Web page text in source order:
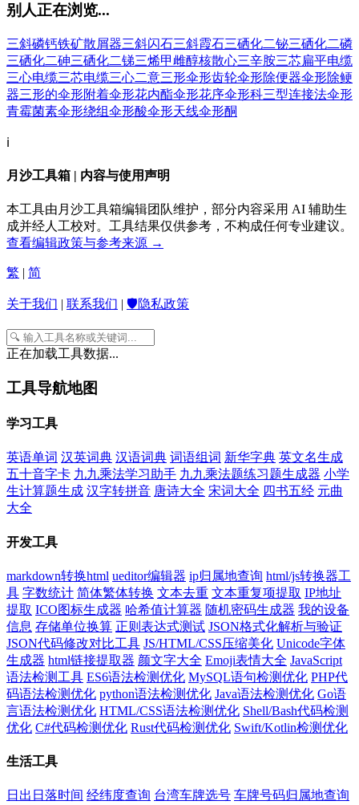
别人正在浏览...
三斜磷钙铁矿散屑器三斜闪石三斜霞石三硒化二铋三硒化二磷
三硒化二砷三硒化二锑三烯甲雌醇核散心三辛胺三芯扁平电缆
三心电缆三芯电缆三心二意三形伞形齿轮伞形除便器伞形除鲠
器三形的伞形附着伞形花内酯伞形花序伞形科三型连接法伞形
青霉菌素伞形绕组伞形酸伞形天线伞形酮
ℹ️
月沙工具箱 | 内容与使用声明
本工具由月沙工具箱编辑团队维护，部分内容采用 AI 辅助生
成并经人工校对。工具结果仅供参考，不构成任何专业建议。
查看编辑政策与参考来源 →
繁 | 简
关于我们 | 联系我们 | 🛡️隐私政策
正在加载工具数据...
工具导航地图
学习工具
英语单词 汉英词典 汉语词典 词语组词 新华字典 英文名生成
五十音字卡 九九乘法学习助手 九九乘法题练习题生成器 小学
生计算题生成 汉字转拼音 唐诗大全 宋词大全 四书五经 元曲
大全
开发工具
markdown转换html ueditor编辑器 ip归属地查询 html/js转换器工
具 字数统计 简体繁体转换 文本去重 文本重复项提取 IP地址
提取 ICO图标生成器 哈希值计算器 随机密码生成器 我的设备
信息 存储单位换算 正则表达式测试 JSON格式化解析与验证
JSON代码修改对比工具 JS/HTML/CSS压缩美化 Unicode字体
生成器 html链接提取器 颜文字大全 Emoji表情大全 JavaScript
语法检测工具 ES6语法检测优化 MySQL语句检测优化 PHP代
码语法检测优化 python语法检测优化 Java语法检测优化 Go语
言语法检测优化 HTML/CSS语法检测优化 Shell/Bash代码检测
优化 C#代码检测优化 Rust代码检测优化 Swift/Kotlin检测优化
生活工具
日出日落时间 经纬度查询 台湾车牌选号 车牌号码归属地查询